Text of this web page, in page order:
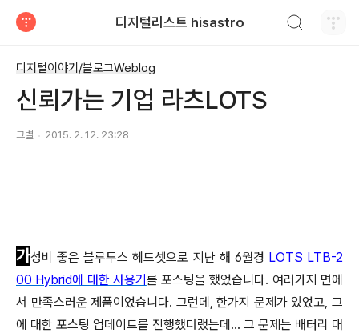
디지털리스트 hisastro
디지털이야기/블로그Weblog
신뢰가는 기업 라츠LOTS
그별 2015. 2. 12. 23:28
가성비 좋은 블루투스 헤드셋으로 지난 해 6월경 LOTS LTB-2
00 Hybrid에 대한 사용기를 포스팅을 했었습니다. 여러가지 면에
서 만족스러운 제품이었습니다. 그런데, 한가지 문제가 있었고, 그
에 대한 포스팅 업데이트를 진행했더랬는데... 그 문제는 배터리 대